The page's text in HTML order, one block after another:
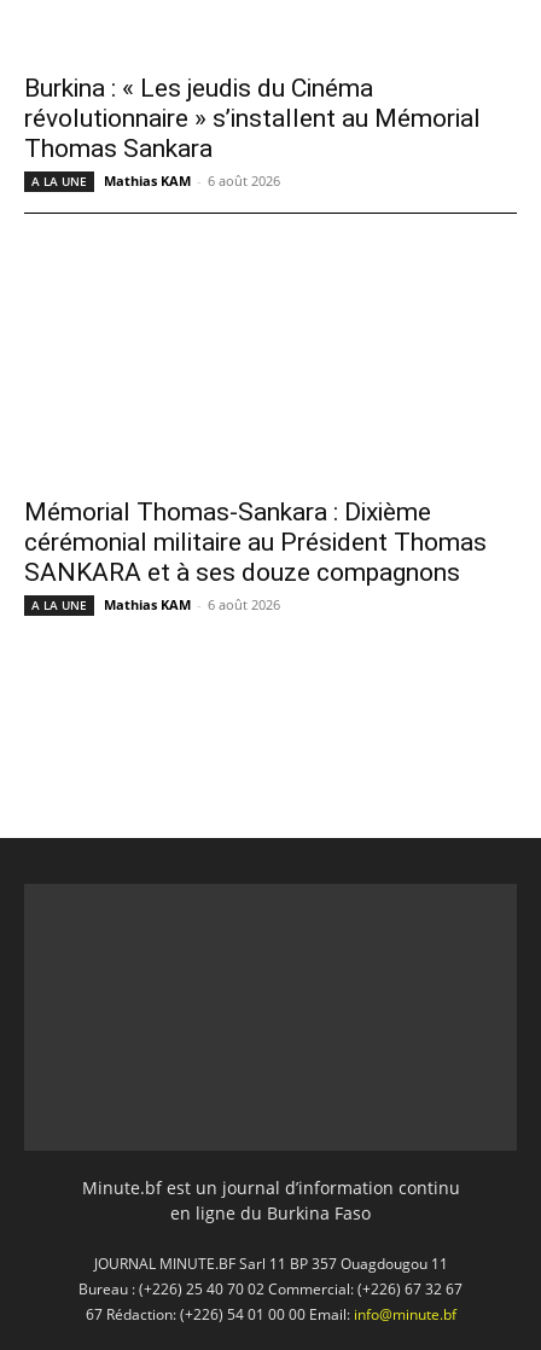
Burkina : « Les jeudis du Cinéma
révolutionnaire » s’installent au Mémorial
Thomas Sankara
A LA UNE Mathias KAM - 6 août 2026
Mémorial Thomas-Sankara : Dixième
cérémonial militaire au Président Thomas
SANKARA et à ses douze compagnons
A LA UNE Mathias KAM - 6 août 2026
Minute.bf est un journal d’information continu
en ligne du Burkina Faso
JOURNAL MINUTE.BF Sarl 11 BP 357 Ouagdougou 11
Bureau : (+226) 25 40 70 02 Commercial: (+226) 67 32 67
67 Rédaction: (+226) 54 01 00 00 Email: info@minute.bf